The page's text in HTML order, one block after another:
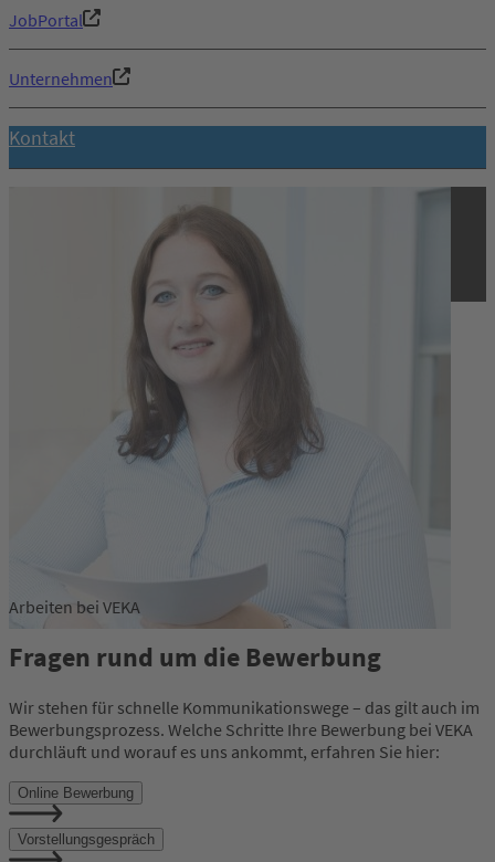
JobPortal
Unternehmen
Kontakt
Arbeiten bei VEKA
Fragen rund um die Bewerbung
Wir stehen für schnelle Kommunikationswege – das gilt auch im
Bewerbungsprozess. Welche Schritte Ihre Bewerbung bei VEKA
durchläuft und worauf es uns ankommt, erfahren Sie hier:
Online Bewerbung
Vorstellungsgespräch